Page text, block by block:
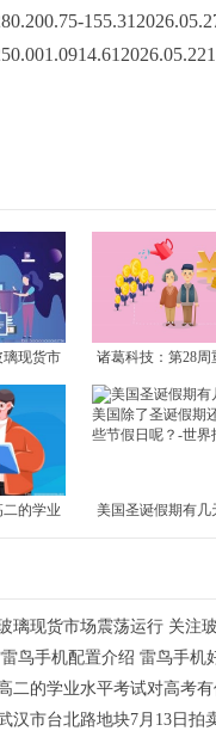
璃现货市
玻璃产能
工情况
诸葛科技：第28周
市成交止升转降 北
成交独升 其余14城
的学业
底有没
美国圣诞假期有几
璃现货市场震荡运行 关注
鸟手机配置介绍 雷鸟手机
二的学业水平考试对高考
汉市台北路地块7月13日拍